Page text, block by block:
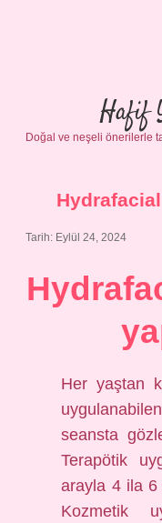
Hafif
Doğal ve neşeli önerilerle
Tarih: Eylül 24, 2024
Her yaştan
seansta
Terapötik
arayla 4 ila 6
Kozmetik